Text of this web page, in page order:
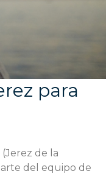
para
de la
del equipo de